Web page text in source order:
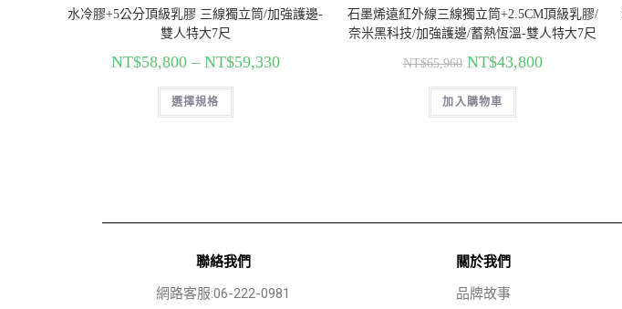
水冷膠+5公分頂級乳膠 三線獨立筒/加強護邊-
雙人特大7尺
NT$58,800– NT$59,330
選擇規格
石墨烯遠紅外線三線獨立筒+2.5CM頂級乳膠/
奈米黑科技/加強護邊/蓄熱恆溫-雙人特大7尺
NT$65,960 NT$43,800
加入購物車
聯絡我們
網路客服:06-222-0981
關於我們
品牌故事